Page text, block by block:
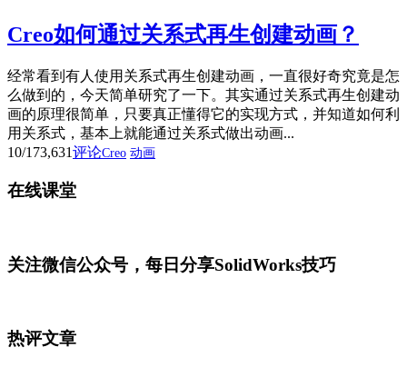
Creo如何通过关系式再生创建动画？
经常看到有人使用关系式再生创建动画，一直很好奇究竟是怎
么做到的，今天简单研究了一下。其实通过关系式再生创建动
画的原理很简单，只要真正懂得它的实现方式，并知道如何利
用关系式，基本上就能通过关系式做出动画...
10/173,631评论Creo 动画
在线课堂
关注微信公众号，每日分享SolidWorks技巧
热评文章